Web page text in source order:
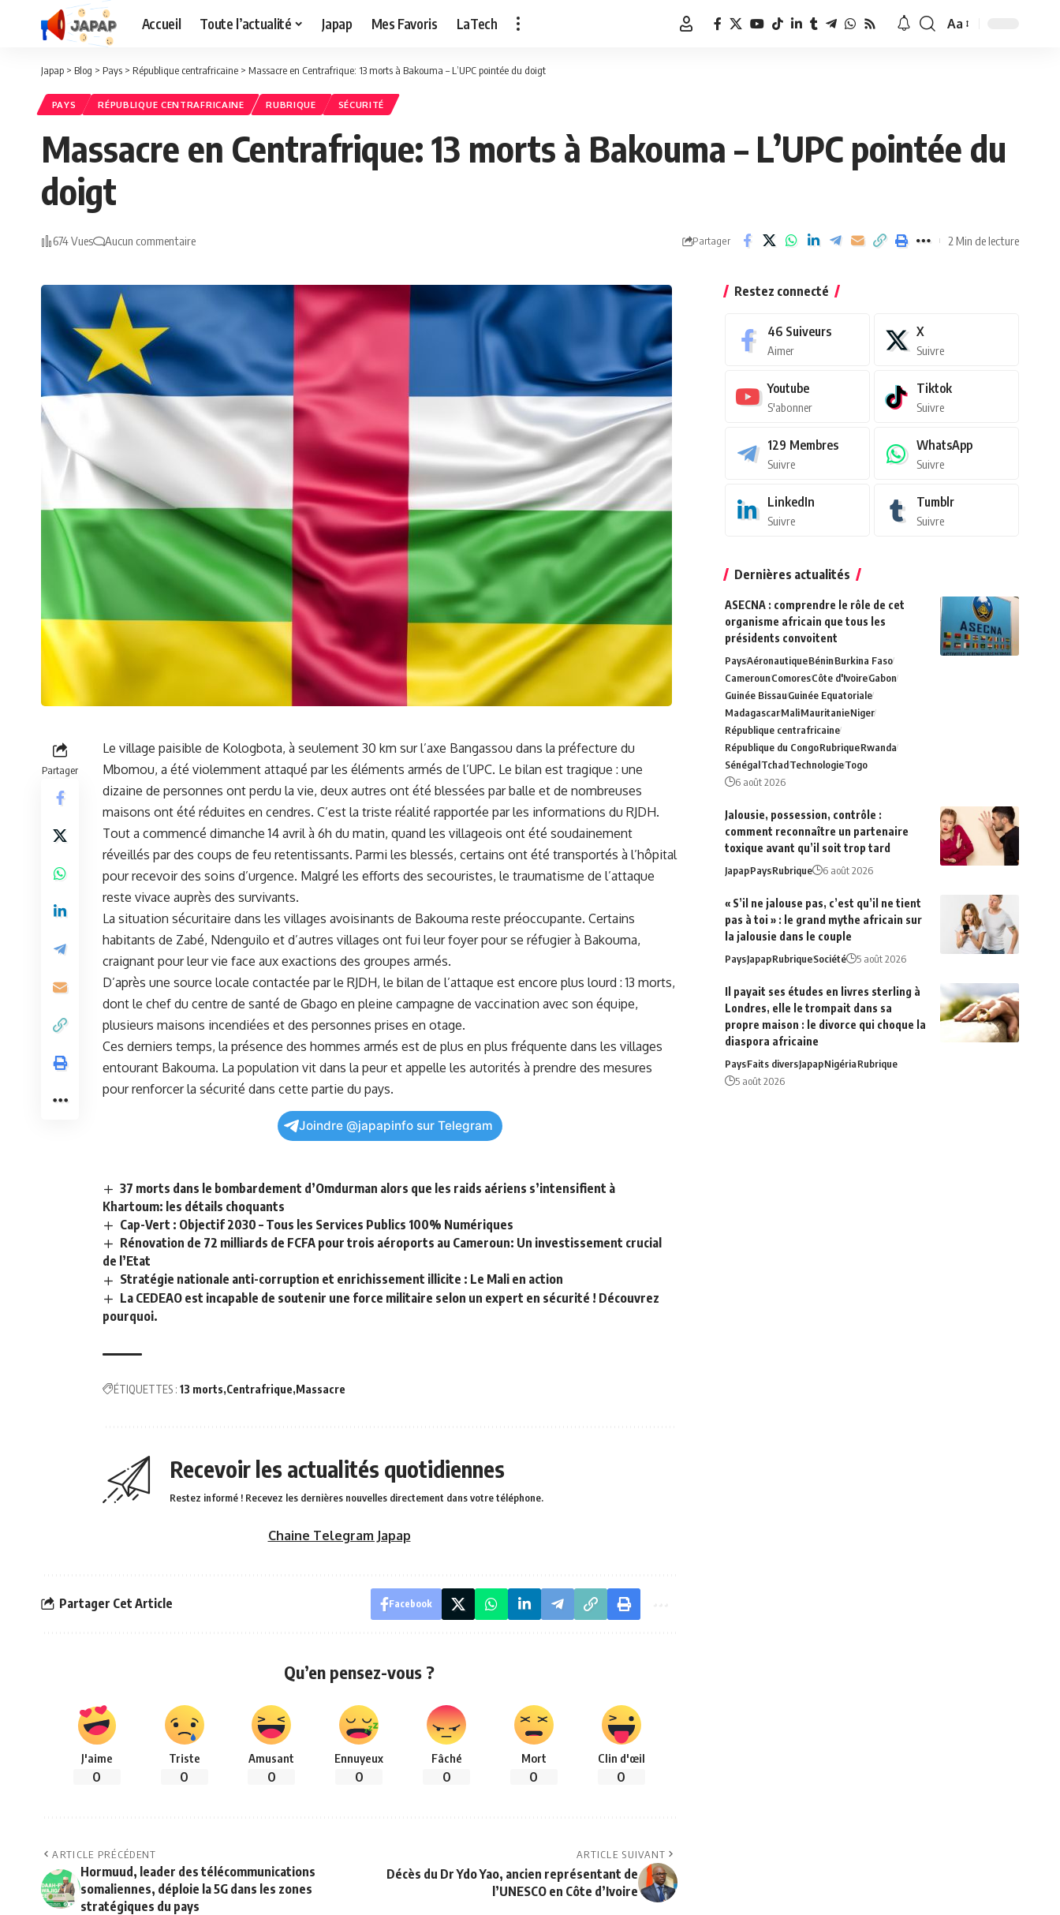
Accueil Toute l’actualité Japap Mes Favoris LaTech
Redimensionner
Aa
Japap > Blog > Pays > République centrafricaine > Massacre en Centrafrique: 13 morts à Bakouma – L’UPC pointée du doigt
PAYS RÉPUBLIQUE CENTRAFRICAINE RUBRIQUE SÉCURITÉ
Massacre en Centrafrique: 13 morts à Bakouma – L’UPC pointée du
doigt
674 Vues Aucun commentaire Partager 2 Min de lecture
Partager
Le village paisible de Kologbota, à ‍seulement 30 km sur l’axe Bangassou⁤ dans la préfecture du
Mbomou, a été violemment attaqué par les éléments armés de l’UPC. ⁢Le bilan est ​tragique :​ une
dizaine de ⁣personnes ont perdu ​la vie, deux autres⁢ ont été blessées ⁢par balle et de nombreuses
maisons ont été réduites en​ cendres.‌ C’est⁢ la triste réalité rapportée par les informations du RJDH.
Tout a commencé ‌dimanche ⁣14 avril à 6h du⁢ matin, quand les villageois ont été⁤ soudainement
réveillés par des coups ⁣de feu retentissants. Parmi les blessés, certains ont​ été transportés à l’hôpital
‌pour recevoir des soins d’urgence. Malgré‌ les efforts des secouristes, le traumatisme ​de l’attaque
reste vivace auprès des survivants.
La situation sécuritaire dans⁣ les villages avoisinants de Bakouma reste préoccupante. Certains
habitants de​ Zabé, Ndenguilo et d’autres villages ‌ont fui leur foyer pour se réfugier à Bakouma,
craignant⁣ pour ‍leur vie face aux exactions des groupes‍ armés.
D’après une source ‌locale contactée par le RJDH, le bilan de l’attaque ⁣est encore ⁣plus lourd​ : 13 morts,
dont le chef du centre de santé de Gbago en pleine campagne de vaccination⁣ avec ‌son équipe,
plusieurs ⁤maisons incendiées et des personnes prises en otage.
Ces derniers temps, ⁤la présence des⁤ hommes armés est de plus en ​plus fréquente dans les‌ villages
entourant Bakouma. La population vit dans la peur et appelle les autorités à prendre ⁣des mesures ​
pour ​renforcer la sécurité dans ‍cette partie⁣ du pays.
Joindre @japapinfo sur Telegram
37 morts dans le bombardement d’Omdurman alors que les raids aériens s’intensifient à
Khartoum: les détails choquants
Cap-Vert : Objectif 2030 – Tous les Services Publics 100% Numériques
Rénovation de 72 milliards de FCFA pour trois aéroports au Cameroun: Un investissement crucial
de l’Etat
Stratégie nationale anti-corruption et enrichissement illicite : Le Mali en action
La CEDEAO est incapable de soutenir une force militaire selon un expert en sécurité ! Découvrez
pourquoi.
ÉTIQUETTES : 13 morts Centrafrique Massacre
Recevoir les actualités quotidiennes
Restez informé ! Recevez les dernières nouvelles directement dans votre téléphone.
Chaine Telegram Japap
Partager Cet Article Facebook
Qu’en pensez-vous ?
J'aime
0
Triste
0
Amusant
0
Ennuyeux
0
Fâché
0
Mort
0
Clin d'œil
0
ARTICLE PRÉCÉDENT
Hormuud, leader des télécommunications
somaliennes, déploie la 5G dans les zones
stratégiques du pays
ARTICLE SUIVANT
Décès du Dr Ydo Yao, ancien représentant de
l’UNESCO en Côte d’Ivoire
Restez connecté
46 Suiveurs
Aimer
X
Suivre
Youtube
S'abonner
Tiktok
Suivre
129 Membres
Suivre
WhatsApp
Suivre
LinkedIn
Suivre
Tumblr
Suivre
Dernières actualités
ASECNA : comprendre le rôle de cet
organisme africain que tous les
présidents convoitent
PaysAéronautiqueBéninBurkina Faso
CamerounComoresCôte d'IvoireGabon
Guinée BissauGuinée Equatoriale
MadagascarMaliMauritanieNiger
République centrafricaine
République du CongoRubriqueRwanda
SénégalTchadTechnologieTogo
6 août 2026
Jalousie, possession, contrôle :
comment reconnaître un partenaire
toxique avant qu’il soit trop tard
JapapPaysRubrique 6 août 2026
« S’il ne jalouse pas, c’est qu’il ne tient
pas à toi » : le grand mythe africain sur
la jalousie dans le couple
PaysJapapRubriqueSociété 5 août 2026
Il payait ses études en livres sterling à
Londres, elle le trompait dans sa
propre maison : le divorce qui choque la
diaspora africaine
PaysFaits diversJapapNigériaRubrique
5 août 2026